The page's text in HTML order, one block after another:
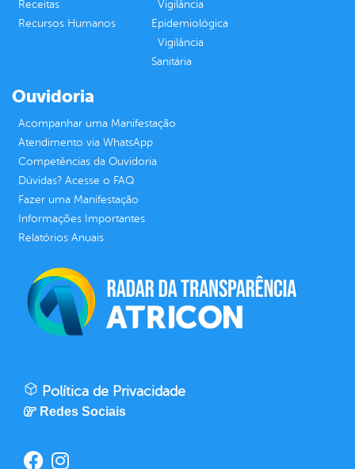
Receitas
Recursos Humanos
Vigilância
Epidemiológica
Vigilância
Sanitária
Ouvidoria
Acompanhar uma Manifestação
Atendimento via WhatsApp
Competências da Ouvidoria
Dúvidas? Acesse o FAQ
Fazer uma Manifestação
Informações Importantes
Relatórios Anuais
Política de Privacidade
Redes Sociais